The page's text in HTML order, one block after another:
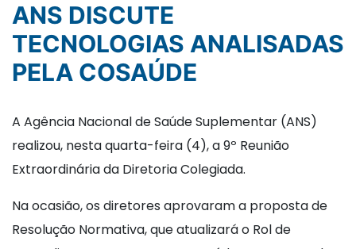
ANS DISCUTE
TECNOLOGIAS ANALISADAS
PELA COSAÚDE
A Agência Nacional de Saúde Suplementar (ANS)
realizou, nesta quarta-feira (4), a 9º Reunião
Extraordinária da Diretoria Colegiada.
Na ocasião, os diretores aprovaram a proposta de
Resolução Normativa, que atualizará o Rol de